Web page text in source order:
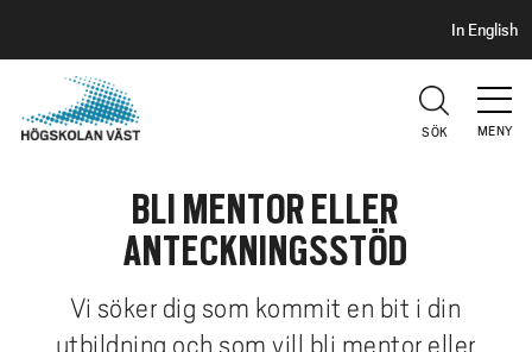
D
H
U
V
In English
MENY
SÖK
BLI MENTOR ELLER
ANTECKNINGSSTÖD
Vi söker dig som kommit en bit i din
utbildning och som vill bli mentor eller